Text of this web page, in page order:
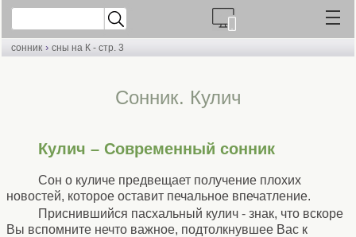
сонник › сны на К - стр. 3
Cонник. Кулич
Кулич – Современный сонник
Сон о куличе предвещает получение плохих
новостей, которое оставит печальное впечатление.
Приснившийся пасхальный кулич - знак, что вскоре
Вы вспомните нечто важное, подтолкнувшее Вас к